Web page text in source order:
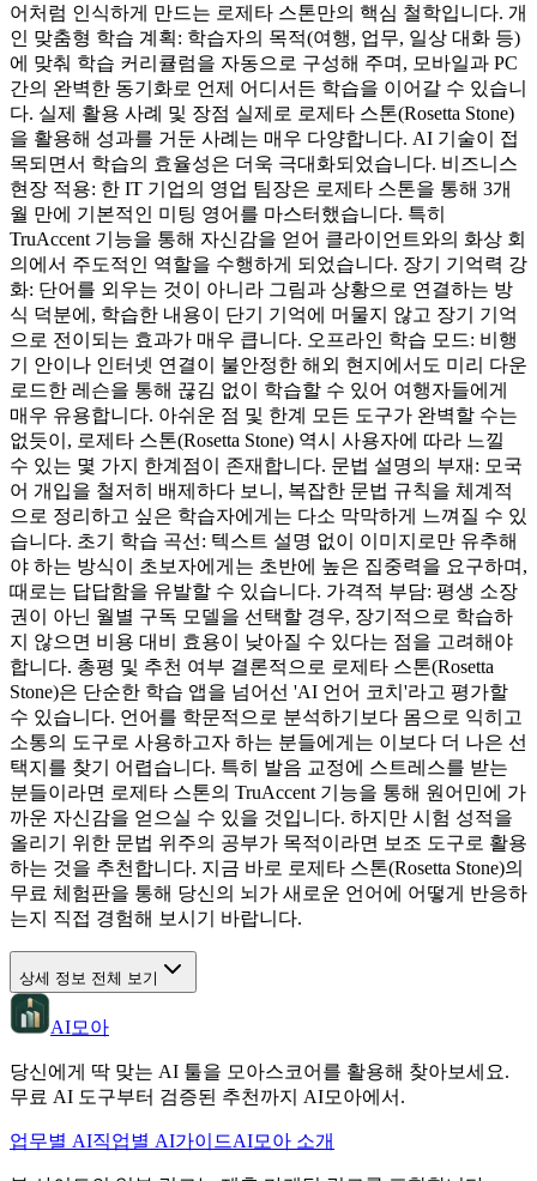
어처럼 인식하게 만드는 로제타 스톤만의 핵심 철학입니다. 개
인 맞춤형 학습 계획: 학습자의 목적(여행, 업무, 일상 대화 등)
에 맞춰 학습 커리큘럼을 자동으로 구성해 주며, 모바일과 PC
간의 완벽한 동기화로 언제 어디서든 학습을 이어갈 수 있습니
다. 실제 활용 사례 및 장점 실제로 로제타 스톤(Rosetta Stone)
을 활용해 성과를 거둔 사례는 매우 다양합니다. AI 기술이 접
목되면서 학습의 효율성은 더욱 극대화되었습니다. 비즈니스
현장 적용: 한 IT 기업의 영업 팀장은 로제타 스톤을 통해 3개
월 만에 기본적인 미팅 영어를 마스터했습니다. 특히
TruAccent 기능을 통해 자신감을 얻어 클라이언트와의 화상 회
의에서 주도적인 역할을 수행하게 되었습니다. 장기 기억력 강
화: 단어를 외우는 것이 아니라 그림과 상황으로 연결하는 방
식 덕분에, 학습한 내용이 단기 기억에 머물지 않고 장기 기억
으로 전이되는 효과가 매우 큽니다. 오프라인 학습 모드: 비행
기 안이나 인터넷 연결이 불안정한 해외 현지에서도 미리 다운
로드한 레슨을 통해 끊김 없이 학습할 수 있어 여행자들에게
매우 유용합니다. 아쉬운 점 및 한계 모든 도구가 완벽할 수는
없듯이, 로제타 스톤(Rosetta Stone) 역시 사용자에 따라 느낄
수 있는 몇 가지 한계점이 존재합니다. 문법 설명의 부재: 모국
어 개입을 철저히 배제하다 보니, 복잡한 문법 규칙을 체계적
으로 정리하고 싶은 학습자에게는 다소 막막하게 느껴질 수 있
습니다. 초기 학습 곡선: 텍스트 설명 없이 이미지로만 유추해
야 하는 방식이 초보자에게는 초반에 높은 집중력을 요구하며,
때로는 답답함을 유발할 수 있습니다. 가격적 부담: 평생 소장
권이 아닌 월별 구독 모델을 선택할 경우, 장기적으로 학습하
지 않으면 비용 대비 효용이 낮아질 수 있다는 점을 고려해야
합니다. 총평 및 추천 여부 결론적으로 로제타 스톤(Rosetta
Stone)은 단순한 학습 앱을 넘어선 'AI 언어 코치'라고 평가할
수 있습니다. 언어를 학문적으로 분석하기보다 몸으로 익히고
소통의 도구로 사용하고자 하는 분들에게는 이보다 더 나은 선
택지를 찾기 어렵습니다. 특히 발음 교정에 스트레스를 받는
분들이라면 로제타 스톤의 TruAccent 기능을 통해 원어민에 가
까운 자신감을 얻으실 수 있을 것입니다. 하지만 시험 성적을
올리기 위한 문법 위주의 공부가 목적이라면 보조 도구로 활용
하는 것을 추천합니다. 지금 바로 로제타 스톤(Rosetta Stone)의
무료 체험판을 통해 당신의 뇌가 새로운 언어에 어떻게 반응하
는지 직접 경험해 보시기 바랍니다.
상세 정보 전체 보기
AI모아
당신에게 딱 맞는 AI 툴을 모아스코어를 활용해 찾아보세요.
무료 AI 도구부터 검증된 추천까지 AI모아에서.
업무별 AI직업별 AI가이드AI모아 소개